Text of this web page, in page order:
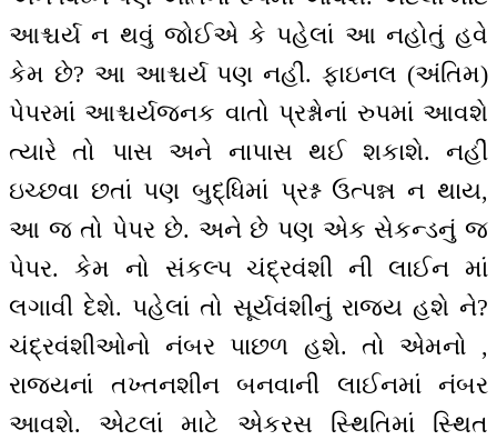
આશ્ચર્ય ન થવું જોઈએ કે પહેલાં આ નહોતું હવે
કેમ છે? આ આશ્ચર્ય પણ નહીં. ફાઇનલ (અંતિમ)
પેપરમાં આશ્ચર્યજનક વાતો પ્રશ્નોનાં રુપમાં આવશે
ત્યારે તો પાસ અને નાપાસ થઈ શકાશે. નહીં
ઇચ્છવા છતાં પણ બુદ્ધિમાં પ્રશ્ન ઉત્પન્ન ન થાય,
આ જ તો પેપર છે. અને છે પણ એક સેકન્ડનું જ
પેપર. કેમ નો સંકલ્પ ચંદ્રવંશી ની લાઈન માં
લગાવી દેશે. પહેલાં તો સૂર્યવંશીનું રાજ્ય હશે ને?
ચંદ્રવંશીઓનો નંબર પાછળ હશે. તો એમનો ,
રાજ્યનાં તખ્તનશીન બનવાની લાઈનમાં નંબર
આવશે. એટલાં માટે એકરસ સ્થિતિમાં સ્થિત